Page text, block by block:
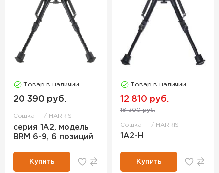
Товар в наличии
20 390 руб.
Сошка HARRIS
серия 1А2, модель
BRM 6-9, 6 позиций
Купить
Товар в наличии
12 810 руб.
18 300 руб.
Сошка HARRIS
1A2-H
Купить